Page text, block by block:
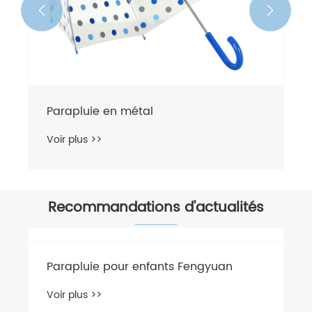
Parapluie en métal
Voir plus >>
 
Recommandations d'actualités